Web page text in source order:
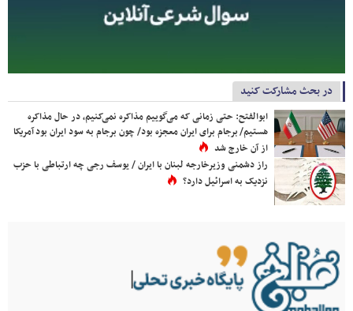
در بحث مشارکت کنید
ابوالفتح: حتی زمانی که می‌گوییم مذاکره نمی‌کنیم، در حال مذاکره
هستیم/ برجام برای ایران معجزه بود/ چون برجام به سود ایران بود آمریکا
از آن خارج شد
راز دشمنی وزیرخارجه لبنان با ایران / یوسف رجی چه ارتباطی با حزب
نزدیک به اسرائیل دارد؟